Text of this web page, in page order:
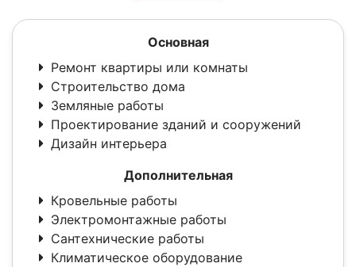
Основная
Ремонт квартиры или комнаты
Строительство дома
Земляные работы
Проектирование зданий и сооружений
Дизайн интерьера
Дополнительная
Кровельные работы
Электромонтажные работы
Сантехнические работы
Климатическое оборудование